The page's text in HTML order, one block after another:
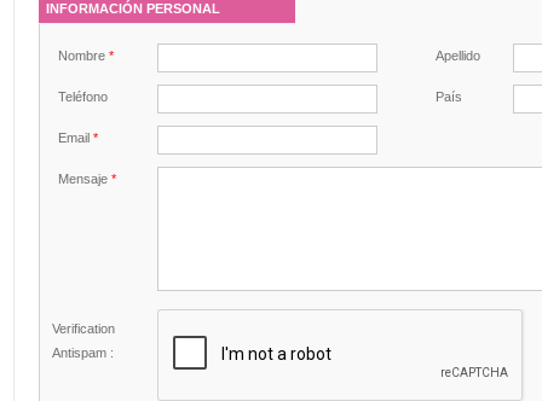
INFORMACIÓN PERSONAL
Nombre * Apellido
Teléfono País
Email *
Mensaje *
Verification
Antispam :